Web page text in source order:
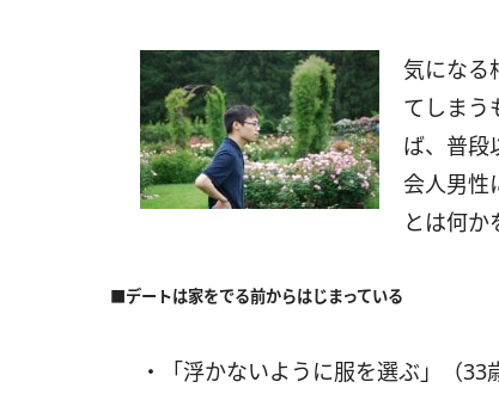
気になる
てしまう
ば、普段
会人男性
とは何か
■デートは家をでる前からはじまっている
・「浮かないように服を選ぶ」（33